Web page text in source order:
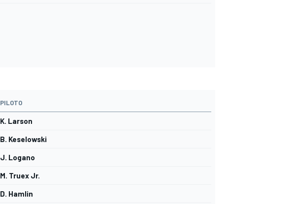
PILOTO
K. Larson
B. Keselowski
J. Logano
M. Truex Jr.
D. Hamlin